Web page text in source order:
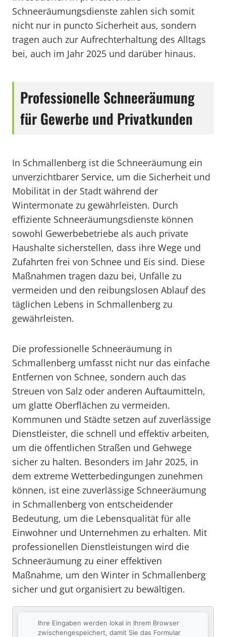
Schneeräumungsdienste zahlen sich somit
nicht nur in puncto Sicherheit aus, sondern
tragen auch zur Aufrechterhaltung des Alltags
bei, auch im Jahr 2025 und darüber hinaus.
Professionelle Schneeräumung
für Gewerbe und Privatkunden
In Schmallenberg ist die Schneeräumung ein
unverzichtbarer Service, um die Sicherheit und
Mobilität in der Stadt während der
Wintermonate zu gewährleisten. Durch
effiziente Schneeräumungsdienste können
sowohl Gewerbebetriebe als auch private
Haushalte sicherstellen, dass ihre Wege und
Zufahrten frei von Schnee und Eis sind. Diese
Maßnahmen tragen dazu bei, Unfälle zu
vermeiden und den reibungslosen Ablauf des
täglichen Lebens in Schmallenberg zu
gewährleisten.
Die professionelle Schneeräumung in
Schmallenberg umfasst nicht nur das einfache
Entfernen von Schnee, sondern auch das
Streuen von Salz oder anderen Auftaumitteln,
um glatte Oberflächen zu vermeiden.
Kommunen und Städte setzen auf zuverlässige
Dienstleister, die schnell und effektiv arbeiten,
um die öffentlichen Straßen und Gehwege
sicher zu halten. Besonders im Jahr 2025, in
dem extreme Wetterbedingungen zunehmen
können, ist eine zuverlässige Schneeräumung
in Schmallenberg von entscheidender
Bedeutung, um die Lebensqualität für alle
Einwohner und Unternehmen zu erhalten. Mit
professionellen Dienstleistungen wird die
Schneeräumung zu einer effektiven
Maßnahme, um den Winter in Schmallenberg
sicher und gut organisiert zu bewältigen.
Ihre Eingaben werden lokal in Ihrem Browser
zwischengespeichert, damit Sie das Formular